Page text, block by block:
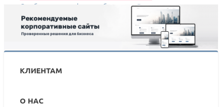
Сообщить о графике работы в майские праздники -
легко! В шапке сайта, бесплатно, без
программистов
КЛИЕНТАМ
О НАС